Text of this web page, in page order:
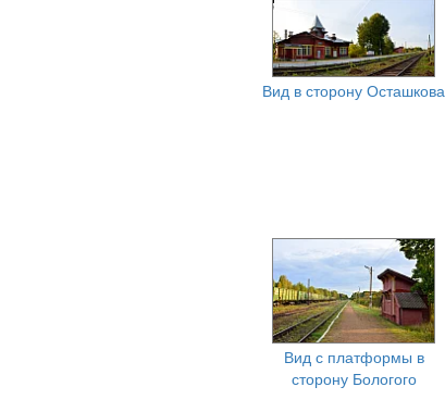
Вид в сторону Осташкова
Вид с платформы в
сторону Бологого